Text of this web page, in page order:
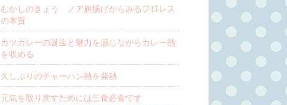
むかしのきょう ノア旗揚げからみるプロレス
の本質
カツカレーの誕生と魅力を感じながらカレー熱
を収める
久しぶりのチャーハン熱を発熱
元気を取り戻すためには三食必食です